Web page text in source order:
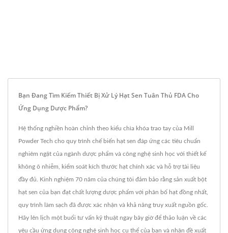
Bạn Đang Tìm Kiếm Thiết Bị Xử Lý Hạt Sen Tuân Thủ FDA Cho
Ứng Dụng Dược Phẩm?
Hệ thống nghiền hoàn chỉnh theo kiểu chìa khóa trao tay của Mill
Powder Tech cho quy trình chế biến hạt sen đáp ứng các tiêu chuẩn
nghiêm ngặt của ngành dược phẩm và công nghệ sinh học với thiết kế
không ô nhiễm, kiểm soát kích thước hạt chính xác và hỗ trợ tài liệu
đầy đủ. Kinh nghiệm 70 năm của chúng tôi đảm bảo rằng sản xuất bột
hạt sen của bạn đạt chất lượng dược phẩm với phân bố hạt đồng nhất,
quy trình làm sạch đã được xác nhận và khả năng truy xuất nguồn gốc.
Hãy lên lịch một buổi tư vấn kỹ thuật ngay bây giờ để thảo luận về các
yêu cầu ứng dụng công nghệ sinh học cụ thể của bạn và nhận đề xuất